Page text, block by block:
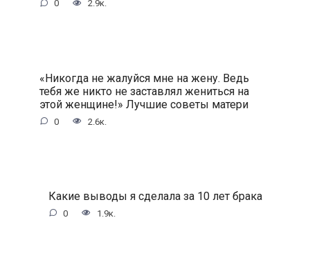
0 2.9к.
«Никогда не жалуйся мне на жену. Ведь
тебя же никто не заставлял жениться на
этой женщине!» Лучшие советы матери
0 2.6к.
Какие выводы я сделала за 10 лет брака
0 1.9к.